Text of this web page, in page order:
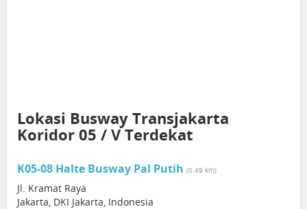
Lokasi Busway Transjakarta
Koridor 05 / V Terdekat
K05-08 Halte Busway Pal Putih (0.49 km)
Jl. Kramat Raya
Jakarta, DKI Jakarta, Indonesia